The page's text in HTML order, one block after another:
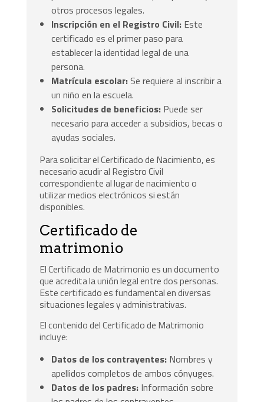
otros procesos legales.
Inscripción en el Registro Civil: Este
certificado es el primer paso para
establecer la identidad legal de una
persona.
Matrícula escolar: Se requiere al inscribir a
un niño en la escuela.
Solicitudes de beneficios: Puede ser
necesario para acceder a subsidios, becas o
ayudas sociales.
Para solicitar el Certificado de Nacimiento, es
necesario acudir al Registro Civil
correspondiente al lugar de nacimiento o
utilizar medios electrónicos si están
disponibles.
Certificado de
matrimonio
El Certificado de Matrimonio es un documento
que acredita la unión legal entre dos personas.
Este certificado es fundamental en diversas
situaciones legales y administrativas.
El contenido del Certificado de Matrimonio
incluye:
Datos de los contrayentes: Nombres y
apellidos completos de ambos cónyuges.
Datos de los padres: Información sobre